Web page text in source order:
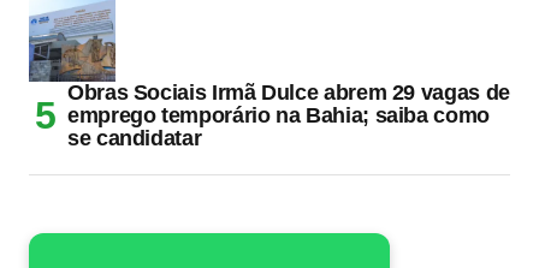
Obras Sociais Irmã Dulce abrem 29 vagas de
emprego temporário na Bahia; saiba como
se candidatar